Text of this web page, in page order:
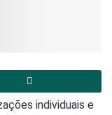
individuais e